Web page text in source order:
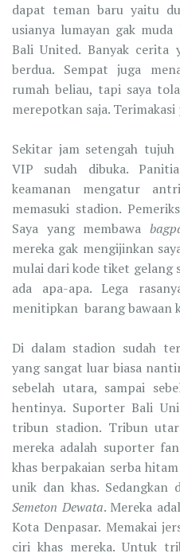
dapat teman baru yaitu
usianya lumayan gak
Bali United. Banyak cerita
berdua. Sempat juga
rumah beliau, tapi saya
merepotkan saja.
Sekitar jam setengah
VIP sudah dibuka.
keamanan mengatur
memasuki stadion.
Saya yang membawa
mereka gak mengijinkan
mulai dari kode tiket gelang
ada apa-apa. Lega
menitipkan barang bawaan
Di dalam stadion sudah
yang sangat luar biasa
sebelah utara, sampai
hentinya. Suporter Bali
tribun stadion. Tribun
mereka adalah suporter
khas berpakaian serba
unik dan khas.
Semeton Dewata. Mereka
Kota Denpasar. Memakai
ciri khas mereka. Untuk